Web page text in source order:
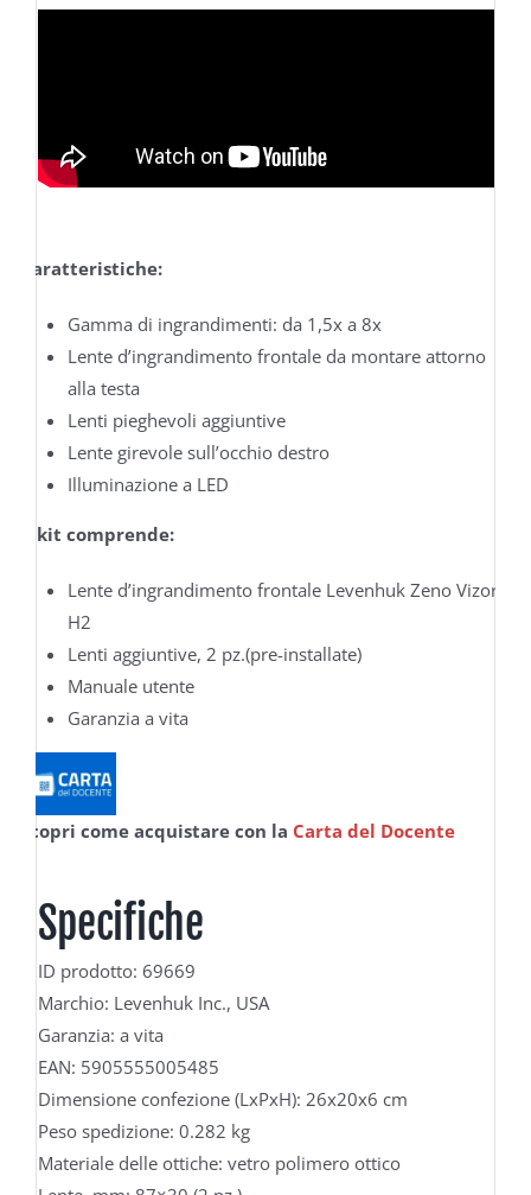
Caratteristiche:
Gamma di ingrandimenti: da 1,5x a 8x
Lente d’ingrandimento frontale da montare attorno
alla testa
Lenti pieghevoli aggiuntive
Lente girevole sull’occhio destro
Illuminazione a LED
Il kit comprende:
Lente d’ingrandimento frontale Levenhuk Zeno Vizor
H2
Lenti aggiuntive, 2 pz.(pre-installate)
Manuale utente
Garanzia a vita
Scopri come acquistare con la Carta del Docente
Specifiche
ID prodotto: 69669
Marchio: Levenhuk Inc., USA
Garanzia: a vita
EAN: 5905555005485
Dimensione confezione (LxPxH): 26x20x6 cm
Peso spedizione: 0.282 kg
Materiale delle ottiche: vetro polimero ottico